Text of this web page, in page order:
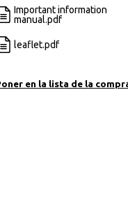
Important information
manual.pdf
leaflet.pdf